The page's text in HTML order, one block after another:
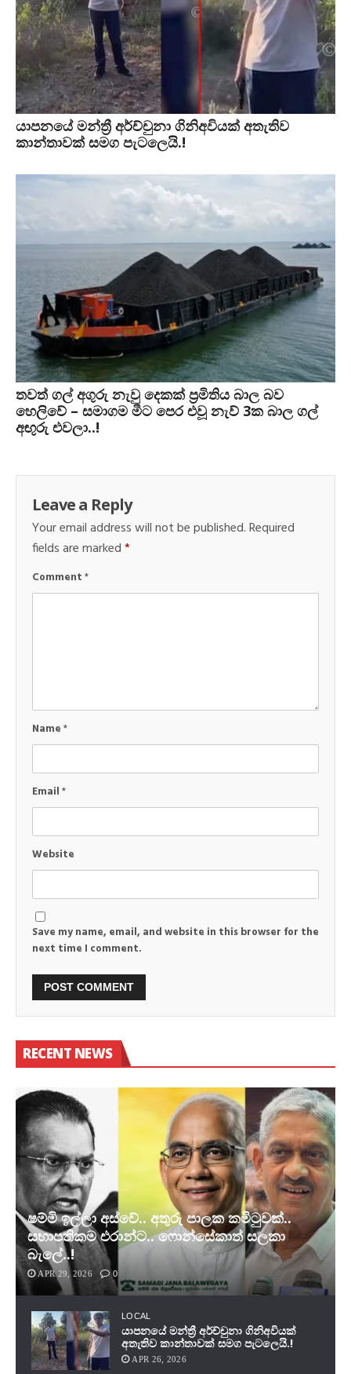
යාපනයේ මන්ත්‍රී අර්ච්චුනා ගිනිඅවියක් අතැතිව
කාන්තාවක් සමග පැටලෙයි.!
තවත් ගල් අගුරු නැවු දෙකක් ප‍්‍රමිතිය බාල බව
හෙලිවේ – සමාගම මීට පෙර එවූ නැව් 3ක බාල ගල්
අඟුරු එවලා..!
Leave a Reply
Your email address will not be published.Required
fields are marked*
Comment*
Name*
Email*
Website
Save my name, email, and website in this browser for the
next time I comment.
RECENT NEWS
ෂම්මි ඉල්ලා අස්වේ.. අතුරු පාලක කමිටුවක්..
සභාපතිකම එරාන්ට.. ෆොන්සේකාත් සලකා
බැලේ..!
APR 29, 2026 0
LOCAL
යාපනයේ මන්ත්‍රී අර්ච්චුනා ගිනිඅවියක්
අතැතිව කාන්තාවක් සමග පැටලෙයි.!
APR 26, 2026